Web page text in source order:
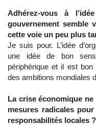
Adhérez-vous à
gouvernement semble
cette voie un peu plus
Je suis pour. L’idée
une idée de bon
périphérique et il est bon
des ambitions mondiales
La crise économique
mesures radicales
responsabilités locales ?